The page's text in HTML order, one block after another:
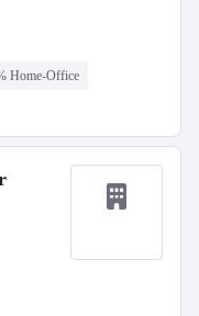
Home-Office